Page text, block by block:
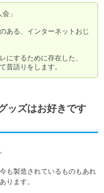
」
ある、インターネットおじ
にするために存在した、
昔語りをします。
ッズはお好きです
も製造されているものもあれ
ります。